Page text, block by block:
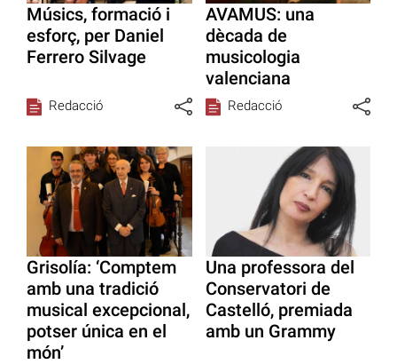
Músics, formació i
esforç, per Daniel
Ferrero Silvage
Redacció
AVAMUS: una
dècada de
musicologia
valenciana
Redacció
Grisolía: ‘Comptem
amb una tradició
musical excepcional,
potser única en el
món’
Una professora del
Conservatori de
Castelló, premiada
amb un Grammy